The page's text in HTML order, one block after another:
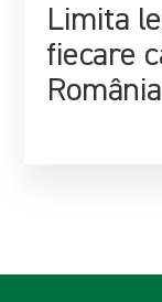
Limita
fiecare
România